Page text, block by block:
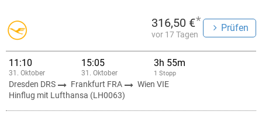
316,50 €*
vor 17 Tagen
Prüfen
11:10
31. Oktober
15:05
31. Oktober
3h 55m
1 Stopp
Dresden DRS Frankfurt FRA
Wien VIE
Hinflug mit Lufthansa (LH0063)